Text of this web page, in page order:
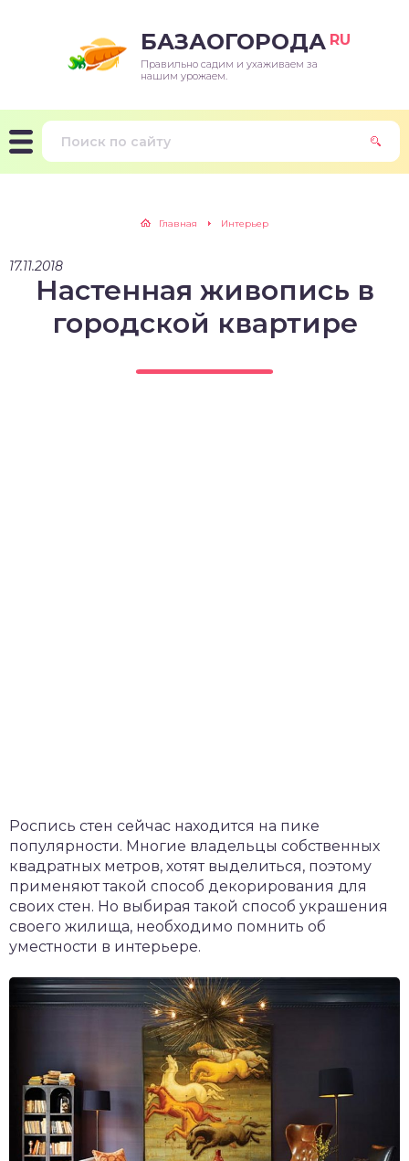
БАЗАОГОРОДА RU
Правильно садим и ухаживаем за
нашим урожаем.
Главная Интерьер
17.11.2018
Настенная живопись в
городской квартире
Роспись стен сейчас находится на пике
популярности. Многие владельцы собственных
квадратных метров, хотят выделиться, поэтому
применяют такой способ декорирования для
своих стен. Но выбирая такой способ украшения
своего жилища, необходимо помнить об
уместности в интерьере.